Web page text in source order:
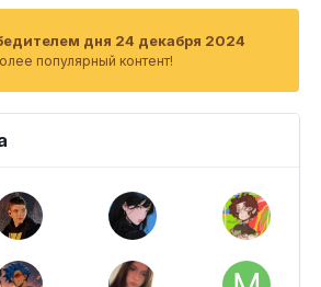
дня 24 декабря 2024
популярный контент!